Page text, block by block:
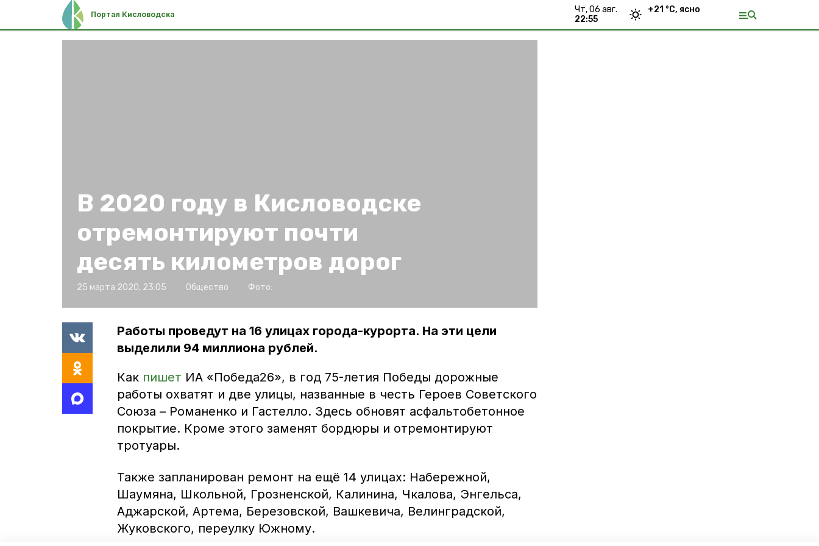
Портал Кисловодска
чт, 06 авг.
22:55
+21 °С, ясно
В 2020 году в Кисловодске
отремонтируют почти
десять километров дорог
25 марта 2020, 23:05 Общество Фото:
Работы проведут на 16 улицах города-курорта. На эти цели
выделили 94 миллиона рублей.
Как пишет ИА «Победа26», в год 75-летия Победы дорожные
работы охватят и две улицы, названные в честь Героев Советского
Союза – Романенко и Гастелло. Здесь обновят асфальтобетонное
покрытие. Кроме этого заменят бордюры и отремонтируют
тротуары.
Также запланирован ремонт на ещё 14 улицах: Набережной,
Шаумяна, Школьной, Грозненской, Калинина, Чкалова, Энгельса,
Аджарской, Артема, Березовской, Вашкевича, Велинградской,
Жуковского, переулку Южному.